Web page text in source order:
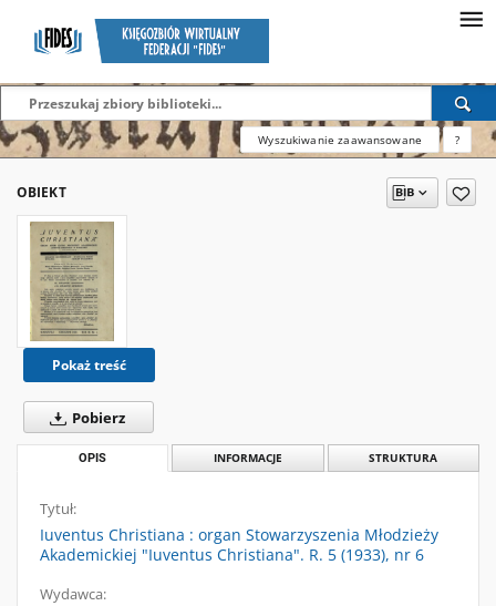
Wyszukiwanie zaawansowane ?
OBIEKT
Pokaż treść
Pobierz
OPIS INFORMACJE STRUKTURA
Tytuł:
Iuventus Christiana : organ Stowarzyszenia Młodzieży
Akademickiej "Iuventus Christiana". R. 5 (1933), nr 6
Wydawca: